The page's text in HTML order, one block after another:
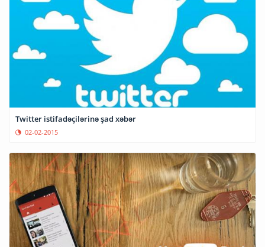
Twitter istifadəçilərinə şad xəbər
02-02-2015